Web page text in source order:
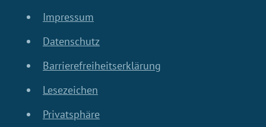
Impressum
Datenschutz
Barrierefreiheitserklärung
Lesezeichen
Privatsphäre